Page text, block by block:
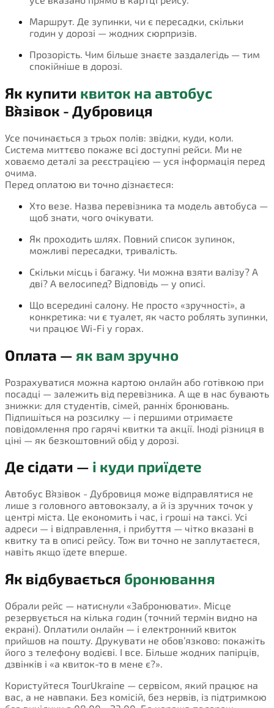
Маршрут. Де зупинки, чи є пересадки, скільки
годин у дорозі — жодних сюрпризів.
Прозорість. Чим більше знаєте заздалегідь — тим
спокійніше в дорозі.
Як купити квиток на автобус
В`язівок - Дубровиця
Усе починається з трьох полів: звідки, куди, коли.
Система миттєво покаже всі доступні рейси. Ми не
ховаємо деталі за реєстрацією — уся інформація перед
очима.
Перед оплатою ви точно дізнаєтеся:
Хто везе. Назва перевізника та модель автобуса —
щоб знати, чого очікувати.
Як проходить шлях. Повний список зупинок,
можливі пересадки, тривалість.
Скільки місць і багажу. Чи можна взяти валізу? А
дві? А велосипед? Відповідь — у описі.
Що всередині салону. Не просто «зручності», а
конкретика: чи є туалет, як часто роблять зупинки,
чи працює Wi-Fi у горах.
Оплата — як вам зручно
Розрахуватися можна картою онлайн або готівкою при
посадці — залежить від перевізника. А ще в нас бувають
знижки: для студентів, сімей, ранніх бронювань.
Підпишіться на розсилку — і першими отримаєте
повідомлення про гарячі квитки та акції. Іноді різниця в
ціні — як безкоштовний обід у дорозі.
Де сідати — і куди приїдете
Автобус В`язівок - Дубровиця може відправлятися не
лише з головного автовокзалу, а й із зручних точок у
центрі міста. Це економить і час, і гроші на таксі. Усі
адреси — і відправлення, і прибуття — чітко вказані в
квитку та в описі рейсу. Тож ви точно не заплутаєтеся,
навіть якщо їдете вперше.
Як відбувається бронювання
Обрали рейс — натиснули «Забронювати». Місце
резервується на кілька годин (точний термін видно на
екрані). Оплатили онлайн — і електронний квиток
прийшов на пошту. Друкувати не обов’язково: покажіть
його з телефону водієві. І все. Більше жодних папірців,
дзвінків і «а квиток-то в мене є?».
Користуйтеся TourUkraine — сервісом, який працює на
вас, а не навпаки. Без комісій, без нервів, із підтримкою